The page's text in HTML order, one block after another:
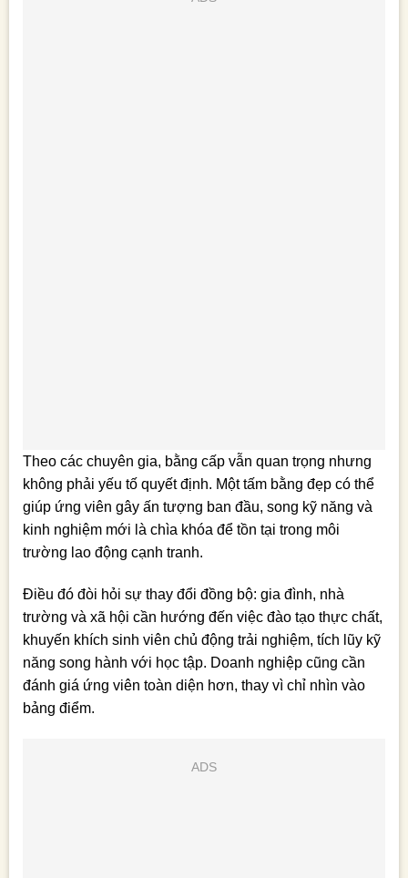
Theo các chuyên gia, bằng cấp vẫn quan trọng nhưng
không phải yếu tố quyết định. Một tấm bằng đẹp có thể
giúp ứng viên gây ấn tượng ban đầu, song kỹ năng và
kinh nghiệm mới là chìa khóa để tồn tại trong môi
trường lao động cạnh tranh.
Điều đó đòi hỏi sự thay đổi đồng bộ: gia đình, nhà
trường và xã hội cần hướng đến việc đào tạo thực chất,
khuyến khích sinh viên chủ động trải nghiệm, tích lũy kỹ
năng song hành với học tập. Doanh nghiệp cũng cần
đánh giá ứng viên toàn diện hơn, thay vì chỉ nhìn vào
bảng điểm.
ADS